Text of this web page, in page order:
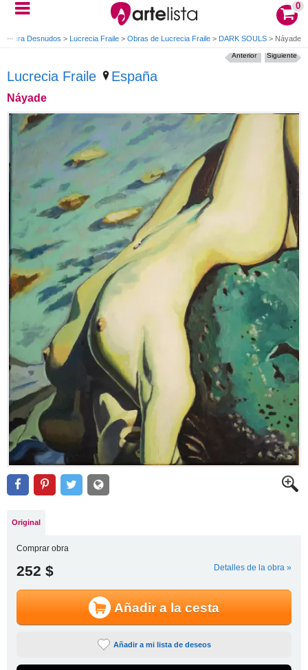
0
Pintura Desnudos > Lucrecia Fraile > Obras de Lucrecia Fraile > DARK SOULS > Náyade
Lucrecia Fraile España
Náyade
Siguiente
Anterior
Original
Comprar obra
252 $ Detalles de la obra »
Añadir a la cesta
Añadir a mi lista de deseos